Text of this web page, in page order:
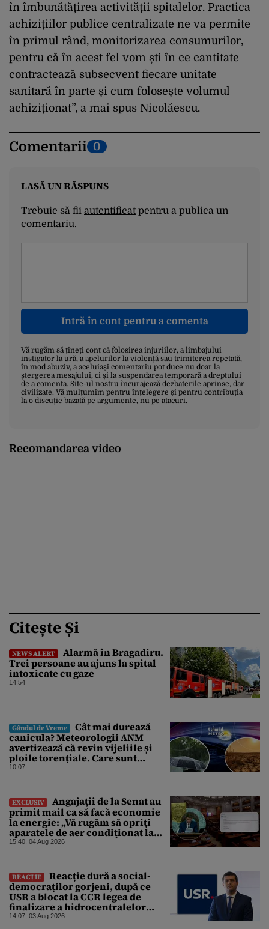
în îmbunătățirea activității spitalelor. Practica
achizițiilor publice centralizate ne va permite
în primul rând, monitorizarea consumurilor,
pentru că în acest fel vom ști în ce cantitate
contractează subsecvent fiecare unitate
sanitară în parte și cum folosește volumul
achiziționat”, a mai spus Nicolăescu.
Comentarii 0
LASĂ UN RĂSPUNS
Trebuie să fii autentificatpentru a publica un
comentariu.
Intră în cont pentru a comenta
Vă rugăm să țineți cont că folosirea injuriilor, a limbajului
instigator la ură, a apelurilor la violență sau trimiterea repetată,
în mod abuziv, a aceluiași comentariu pot duce nu doar la
ștergerea mesajului, ci și la suspendarea temporară a dreptului
de a comenta. Site-ul nostru încurajează dezbaterile aprinse, dar
civilizate. Vă mulțumim pentru înțelegere și pentru contribuția
la o discuție bazată pe argumente, nu pe atacuri.
Recomandarea video
Citește Și
NEWS ALERT
Alarmă în Bragadiru.
Trei persoane au ajuns la spital
intoxicate cu gaze
14:54
Gândul de Vreme
Cât mai durează
canicula? Meteorologii ANM
avertizează că revin vijeliile și
ploile torențiale. Care sunt
zonele vizate, începând chiar de
10:07
EXCLUSIV
Angajaţii de la Senat au
primit mail ca să facă economie
la energie: „Vă rugăm să opriţi
aparatele de aer condiţionat la
sfârşitul programului”
15:40, 04 Aug 2026
REACȚIE
Reacție dură a social-
democraților gorjeni, după ce
USR a blocat la CCR legea de
finalizare a hidrocentralelor
abandonate. „Nu ne-ar surprinde
14:07, 03 Aug 2026